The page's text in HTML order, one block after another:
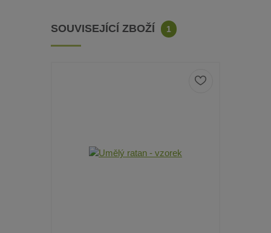
SOUVISEJÍCÍ ZBOŽÍ 1